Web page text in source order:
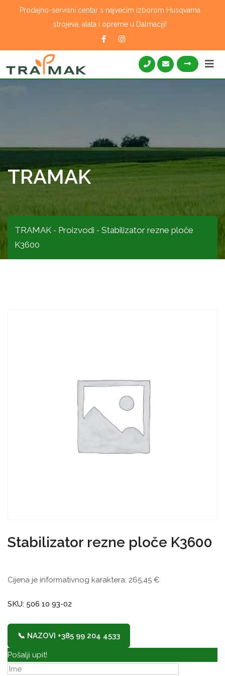
Prodajno-servisni centar s najvećim izborom Husqvarna
strojeva, alata i opreme u Dalmaciji!
TRAMAK
TRAMAK - Proizvodi - Stabilizator rezne ploče
K3600
Stabilizator rezne ploče K3600
Cijena je informativnog karaktera: 265,45 €
SKU: 506 10 93-02
📞 NAZOVI +385 99 204 4533
Pošalji upit!